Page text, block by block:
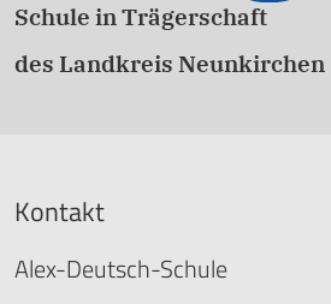
Schule in Trägerschaft
des Landkreis Neunkirchen
Kontakt
Alex-Deutsch-Schule